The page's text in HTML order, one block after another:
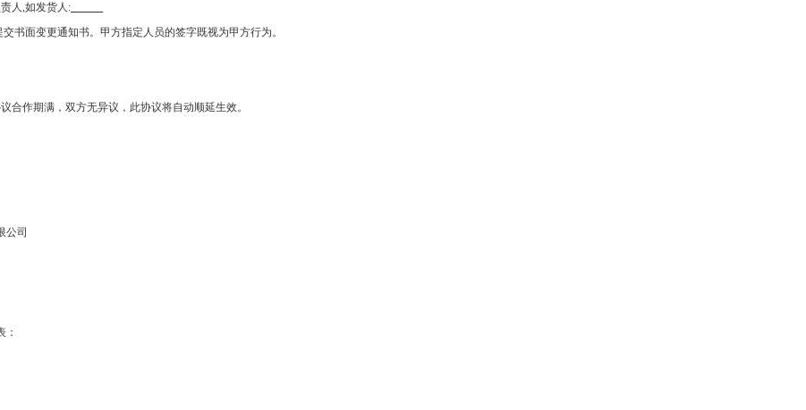
人,如发货人 :
交书面变更通知书。甲方指定人员的签字既视为甲方行为。
合作期满，双方无异议，此协议将自动顺延生效。
公司
：